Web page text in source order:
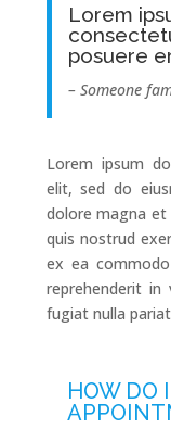
Lorem
posuere
– Someone
Lorem ipsum
elit, sed do
dolore magna et
quis nostrud
ex ea
reprehenderit
fugiat nulla
HOW DO